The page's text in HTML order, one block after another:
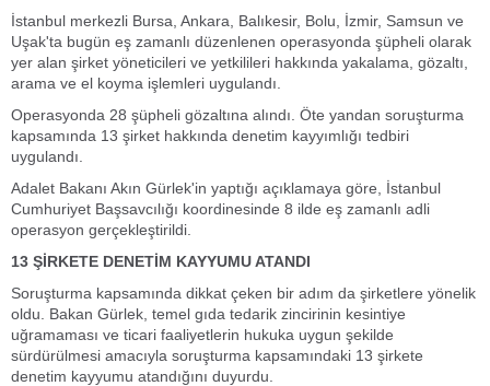
İstanbul merkezli Bursa, Ankara, Balıkesir, Bolu, İzmir, Samsun ve
Uşak'ta bugün eş zamanlı düzenlenen operasyonda şüpheli olarak
yer alan şirket yöneticileri ve yetkilileri hakkında yakalama, gözaltı,
arama ve el koyma işlemleri uygulandı.
Operasyonda 28 şüpheli gözaltına alındı. Öte yandan soruşturma
kapsamında 13 şirket hakkında denetim kayyımlığı tedbiri
uygulandı.
Adalet Bakanı Akın Gürlek'in yaptığı açıklamaya göre, İstanbul
Cumhuriyet Başsavcılığı koordinesinde 8 ilde eş zamanlı adli
operasyon gerçekleştirildi.
13 ŞİRKETE DENETİM KAYYUMU ATANDI
Soruşturma kapsamında dikkat çeken bir adım da şirketlere yönelik
oldu. Bakan Gürlek, temel gıda tedarik zincirinin kesintiye
uğramaması ve ticari faaliyetlerin hukuka uygun şekilde
sürdürülmesi amacıyla soruşturma kapsamındaki 13 şirkete
denetim kayyumu atandığını duyurdu.